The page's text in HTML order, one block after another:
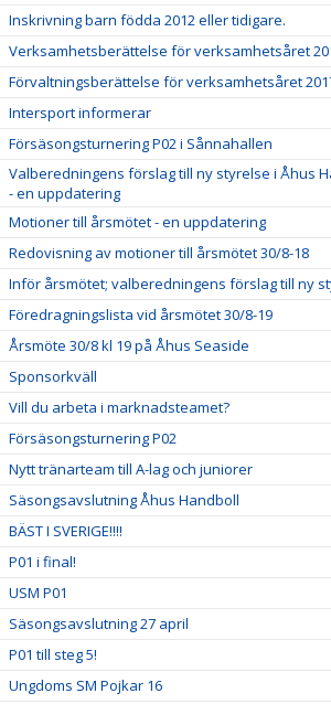
Inskrivning barn födda 2012 eller tidigare.
Verksamhetsberättelse för verksamhetsåret
Förvaltningsberättelse för verksamhetsåret
Intersport informerar
Försäsongsturnering P02 i Sånnahallen
Valberedningens förslag till ny styrelse i Åhus
- en uppdatering
Motioner till årsmötet - en uppdatering
Redovisning av motioner till årsmötet 30/8-18
Inför årsmötet; valberedningens förslag till ny
Föredragningslista vid årsmötet 30/8-19
Årsmöte 30/8 kl 19 på Åhus Seaside
Sponsorkväll
Vill du arbeta i marknadsteamet?
Försäsongsturnering P02
Nytt tränarteam till A-lag och juniorer
Säsongsavslutning Åhus Handboll
BÄST I SVERIGE!!!!
P01 i final!
USM P01
Säsongsavslutning 27 april
P01 till steg 5!
Ungdoms SM Pojkar 16